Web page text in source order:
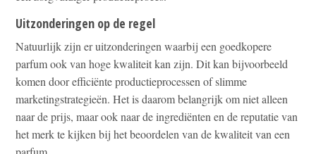
Uitzonderingen op de regel
Natuurlijk zijn er uitzonderingen waarbij een goedkopere
parfum ook van hoge kwaliteit kan zijn. Dit kan bijvoorbeeld
komen door efficiënte productieprocessen of slimme
marketingstrategieën. Het is daarom belangrijk om niet alleen
naar de prijs, maar ook naar de ingrediënten en de reputatie van
het merk te kijken bij het beoordelen van de kwaliteit van een